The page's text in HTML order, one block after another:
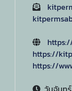
https://
https://